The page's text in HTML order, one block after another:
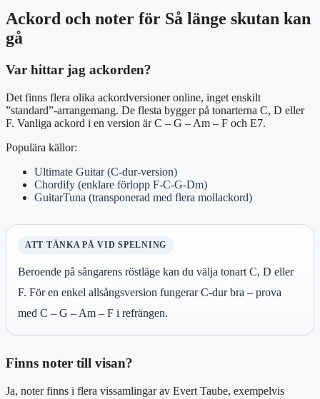
Ackord och noter för Så länge skutan kan
gå
Var hittar jag ackorden?
Det finns flera olika ackordversioner online, inget enskilt
”standard”‑arrangemang. De flesta bygger på tonarterna C, D eller
F. Vanliga ackord i en version är C – G – Am – F och E7.
Populära källor:
Ultimate Guitar (C‑dur‑version)
Chordify (enklare förlopp F‑C‑G‑Dm)
GuitarTuna (transponerad med flera mollackord)
ATT TÄNKA PÅ VID SPELNING
Beroende på sångarens röstläge kan du välja tonart C, D eller
F. För en enkel allsångsversion fungerar C‑dur bra – prova
med C – G – Am – F i refrängen.
Finns noter till visan?
Ja, noter finns i flera vissamlingar av Evert Taube, exempelvis